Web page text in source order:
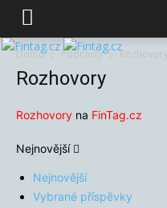
Domů Podcasty Rozhovory
Rozhovory
Rozhovory na FinTag.cz
Nejnovější
Nejnovější
Vybrané příspěvky